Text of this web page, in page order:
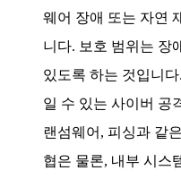
웨어 장애 또는 자연
니다. 보호 범위는 장
있도록 하는 것입니
일 수 있는 사이버 공
랜섬웨어, 피싱과 같
협은 물론, 내부 시스